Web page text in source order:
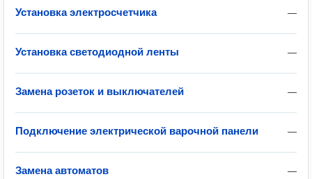
—
Установка электросчетчика
—
Установка светодиодной ленты
—
Замена розеток и выключателей
—
Подключение электрической варочной панели
—
Замена автоматов